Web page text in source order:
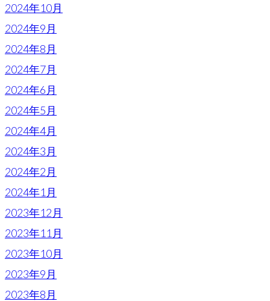
2024年10月
2024年9月
2024年8月
2024年7月
2024年6月
2024年5月
2024年4月
2024年3月
2024年2月
2024年1月
2023年12月
2023年11月
2023年10月
2023年9月
2023年8月